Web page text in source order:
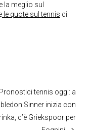
la meglio sul
le quote sul tennis ci
Pronostici tennis oggi: a
Sinner inizia con
c’è Griekspoor per